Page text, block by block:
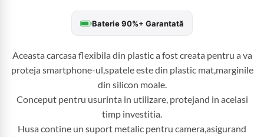
Baterie 90%+ Garantată
Aceasta carcasa flexibila din plastic a fost creata pentru a va
proteja smartphone-ul,spatele este din plastic mat,marginile
din silicon moale.
Conceput pentru usurinta in utilizare, protejand in acelasi
timp investitia.
Husa contine un suport metalic pentru camera,asigurand